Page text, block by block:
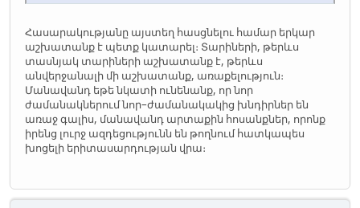
Հասարակությանը այստեղ հասցնելու համար երկար
աշխատանք է պետք կատարել։ Տարիների, թերևս
տասնյակ տարիների աշխատանք է, թերևս
անվերջանալի մի աշխատանք, առաքելություն։
Մանավանդ եթե նկատի ունենանք, որ նոր
ժամանակներում նոր–ժամանակակից խնդիրներ են
առաջ գալիս, մանավանդ արտաքին հոսանքներ, որոնք
իրենց լուրջ ազդեցությունն են թողնում հատկապես
խոցելի երիտասարդության վրա։